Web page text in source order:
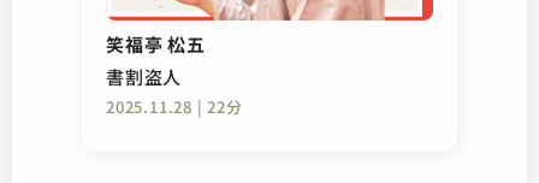
笑福亭 松五
書割盗人
2025.11.28 | 22分